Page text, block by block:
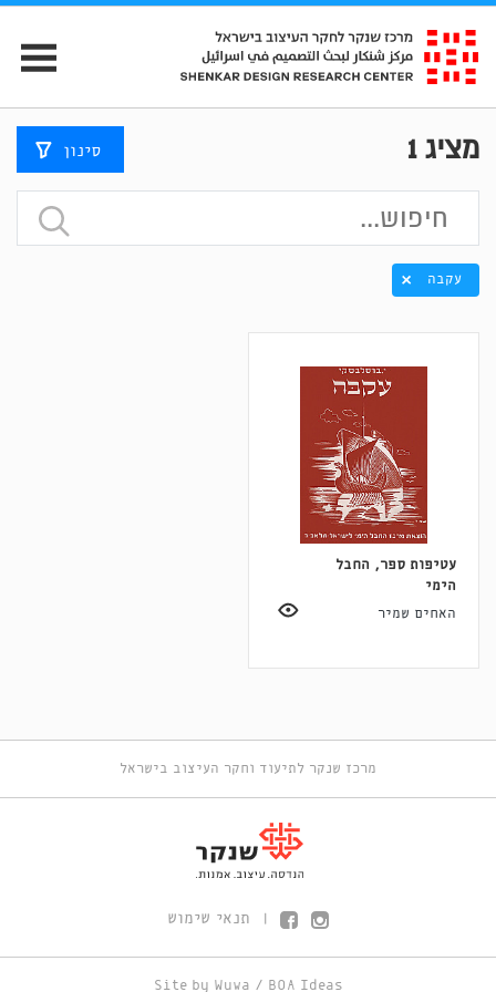
מציג1 סינון
עקבה
עטיפות ספר, החבל
הימי
האחים שמיר
מרכז שנקר לתיעוד וחקר העיצוב בישראל
תנאי שימוש
Site by Wuwa / BOA Ideas